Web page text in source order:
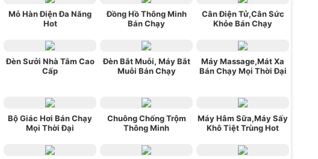
Mỏ Hàn Điện Đa Năng
Hot
Đồng Hồ Thông Minh
Bán Chạy
Cân Điện Tử,Cân Sức
Khỏe Bán Chạy
Đèn Sưởi Nhà Tắm Cao
Cấp
Đèn Bắt Muỗi, Máy Bắt
Muỗi Bán Chạy
Máy Massage,Mát Xa
Bán Chạy Mọi Thời Đại
Bộ Giác Hơi Bán Chạy
Mọi Thời Đại
Chuông Chống Trộm
Thông Minh
Máy Hâm Sữa,Máy Sấy
Khô Tiệt Trùng Hot